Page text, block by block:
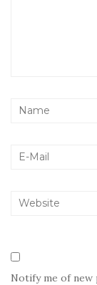
Notify me of new